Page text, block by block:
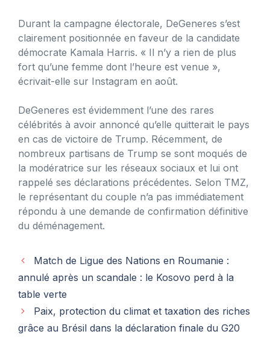
Durant la campagne électorale, DeGeneres s’est
clairement positionnée en faveur de la candidate
démocrate Kamala Harris. « Il n’y a rien de plus
fort qu’une femme dont l’heure est venue »,
écrivait-elle sur Instagram en août.
DeGeneres est évidemment l’une des rares
célébrités à avoir annoncé qu’elle quitterait le pays
en cas de victoire de Trump. Récemment, de
nombreux partisans de Trump se sont moqués de
la modératrice sur les réseaux sociaux et lui ont
rappelé ses déclarations précédentes. Selon TMZ,
le représentant du couple n’a pas immédiatement
répondu à une demande de confirmation définitive
du déménagement.
Match de Ligue des Nations en Roumanie :
annulé après un scandale : le Kosovo perd à la
table verte
Paix, protection du climat et taxation des riches
grâce au Brésil dans la déclaration finale du G20